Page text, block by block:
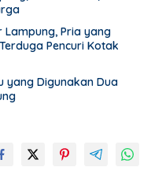
Lampung, Pria yang
Pencuri Kotak
yang Digunakan Dua